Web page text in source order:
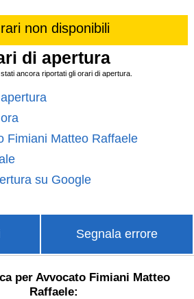
non disponibili
di apertura
ancora riportati gli orari di apertura.
Fimiani Matteo Raffaele
su Google
Segnala errore
per Avvocato Fimiani Matteo
Raffaele: